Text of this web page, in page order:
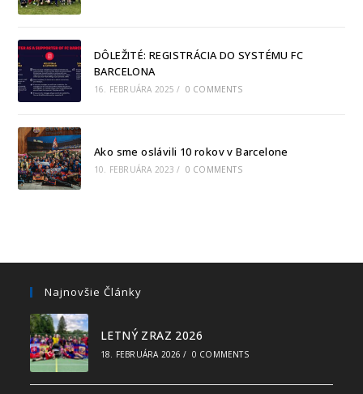
DÔLEŽITÉ: REGISTRÁCIA DO SYSTÉMU FC
BARCELONA
16. FEBRUÁRA 2025 / 0 COMMENTS
Ako sme oslávili 10 rokov v Barcelone
10. FEBRUÁRA 2023 / 0 COMMENTS
Najnovšie Články
LETNÝ ZRAZ 2026
18. FEBRUÁRA 2026 / 0 COMMENTS